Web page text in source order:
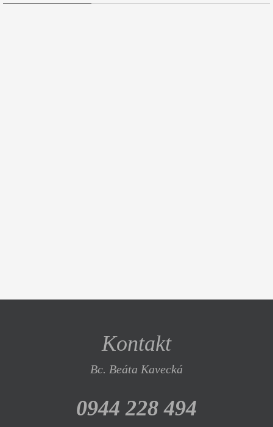
Kontakt
Bc. Beáta Kavecká
0944 228 494